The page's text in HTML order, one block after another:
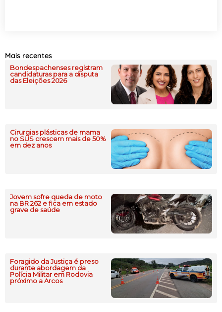
Mais recentes
Bondespachenses registram
candidaturas para a disputa
das Eleições 2026
Cirurgias plásticas de mama
no SUS crescem mais de 50%
em dez anos
Jovem sofre queda de moto
na BR 262 e fica em estado
grave de saúde
Foragido da Justiça é preso
durante abordagem da
Polícia Militar em Rodovia
próximo a Arcos